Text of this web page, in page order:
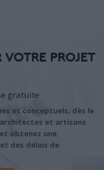
VOTRE PROJET
gratuite
et conceptuels, dès le
et artisans
obtenez une
des délais de